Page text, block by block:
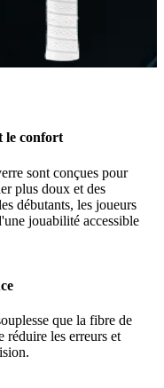
le confort
sont conçues pour
plus doux et des
débutants, les joueurs
jouabilité accessible
que la fibre de
réduire les erreurs et